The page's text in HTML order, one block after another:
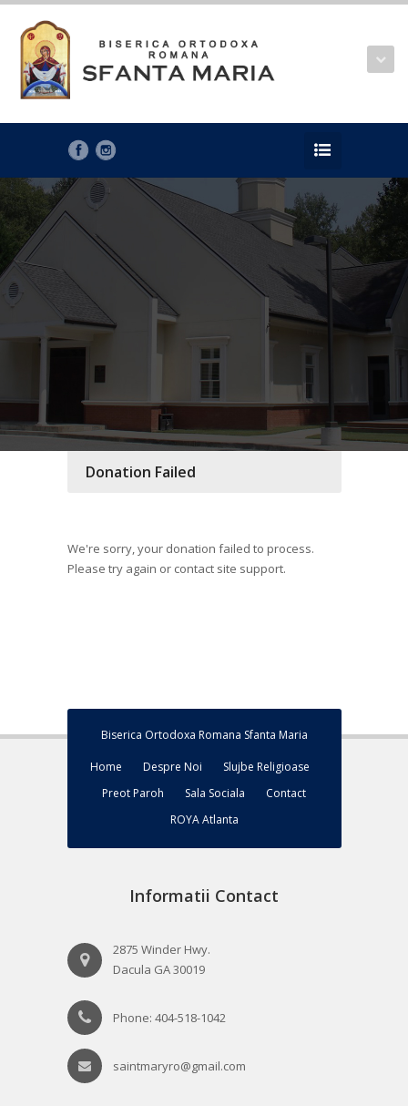
Donation Failed
We're sorry, your donation failed to process.
Please try again or contact site support.
Biserica Ortodoxa Romana Sfanta Maria
Home Despre Noi
Slujbe Religioase
Preot Paroh
Sala Sociala
Contact
ROYA Atlanta
Informatii Contact
2875 Winder Hwy.
Dacula GA 30019
Phone: 404-518-1042
saintmaryro@gmail.com